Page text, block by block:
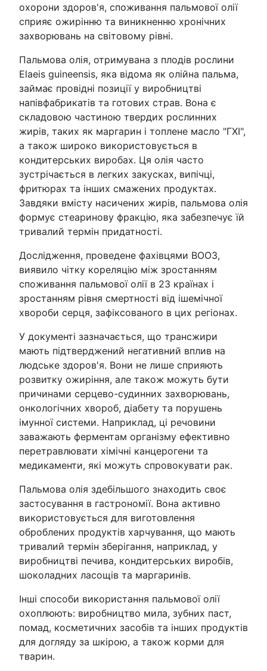
охорони здоров'я, споживання пальмової олії
сприяє ожирінню та виникненню хронічних
захворювань на світовому рівні.
Пальмова олія, отримувана з плодів рослини
Elaeis guineensis, яка відома як олійна пальма,
займає провідні позиції у виробництві
напівфабрикатів та готових страв. Вона є
складовою частиною твердих рослинних
жирів, таких як маргарин і топлене масло "ГХІ",
а також широко використовується в
кондитерських виробах. Ця олія часто
зустрічається в легких закусках, випічці,
фритюрах та інших смажених продуктах.
Завдяки вмісту насичених жирів, пальмова олія
формує стеаринову фракцію, яка забезпечує їй
тривалий термін придатності.
Дослідження, проведене фахівцями ВООЗ,
виявило чітку кореляцію між зростанням
споживання пальмової олії в 23 країнах і
зростанням рівня смертності від ішемічної
хвороби серця, зафіксованого в цих регіонах.
У документі зазначається, що трансжири
мають підтверджений негативний вплив на
людське здоров'я. Вони не лише сприяють
розвитку ожиріння, але також можуть бути
причинами серцево-судинних захворювань,
онкологічних хвороб, діабету та порушень
імунної системи. Наприклад, ці речовини
заважають ферментам організму ефективно
перетравлювати хімічні канцерогени та
медикаменти, які можуть спровокувати рак.
Пальмова олія здебільшого знаходить своє
застосування в гастрономії. Вона активно
використовується для виготовлення
оброблених продуктів харчування, що мають
тривалий термін зберігання, наприклад, у
виробництві печива, кондитерських виробів,
шоколадних ласощів та маргаринів.
Інші способи використання пальмової олії
охоплюють: виробництво мила, зубних паст,
помад, косметичних засобів та інших продуктів
для догляду за шкірою, а також корми для
тварин.